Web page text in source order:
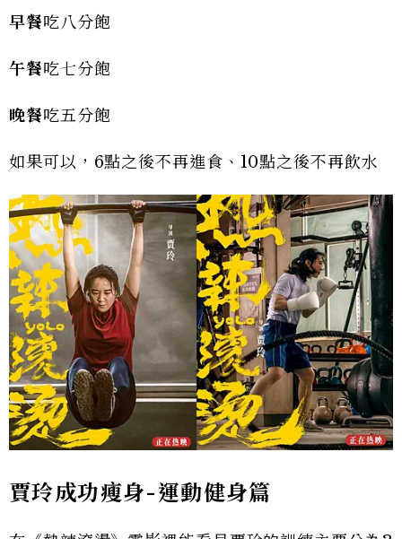
早餐吃八分飽
午餐吃七分飽
晚餐吃五分飽
如果可以，6點之後不再進食、10點之後不再飲水
賈玲成功瘦身-運動健身篇